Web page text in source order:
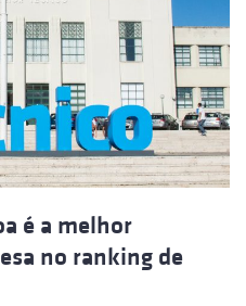
é a melhor
no ranking de